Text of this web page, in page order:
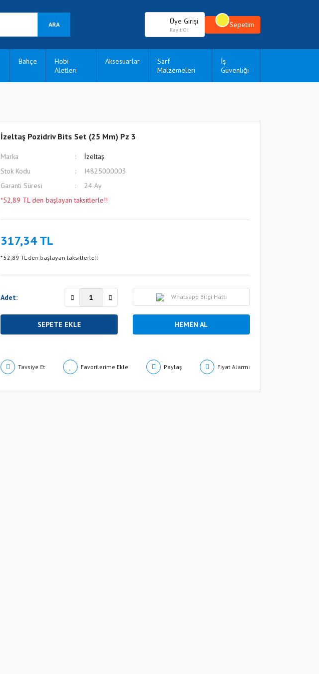
ARA Üye Girişi
Kayıt Ol
Sepetim
Bahçe
Hobi
Aletleri
Aksesuarlar
Sarf
Malzemeleri
İş
Güvenliği
İzeltaş Pozidriv Bits Set (25 Mm) Pz 3
Marka
İzeltaş
Stok Kodu
I4825000003
Garanti Süresi
24 Ay
*52,89 TL den başlayan taksitlerle!!
317,34 TL
* 52,89 TL den başlayan taksitlerle!!
Adet: Whatsapp Bilgi Hattı
SEPETE EKLE HEMEN AL
Tavsiye Et Paylaş Fiyat Alarmı